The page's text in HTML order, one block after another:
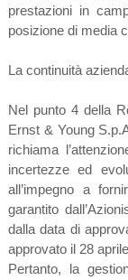
prestazioni in
posizione di media
La continuità
Nel punto 4 della
Ernst & Young
richiama
incertezze ed
all’impegno a
garantito
dalla data di
approvato il 28
Pertanto, la